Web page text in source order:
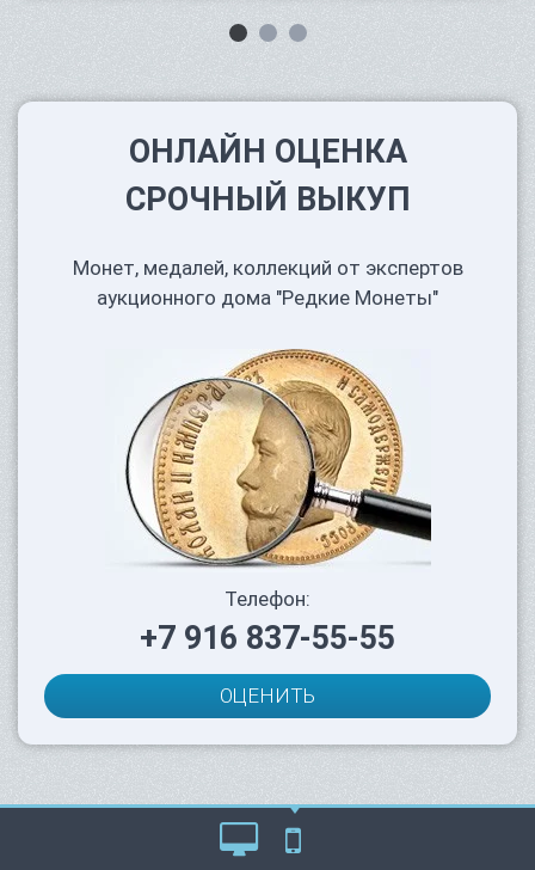
ОНЛАЙН ОЦЕНКА
СРОЧНЫЙ ВЫКУП
Монет, медалей, коллекций от экспертов
аукционного дома "Редкие Монеты"
Телефон:
+7 916 837-55-55
ОЦЕНИТЬ